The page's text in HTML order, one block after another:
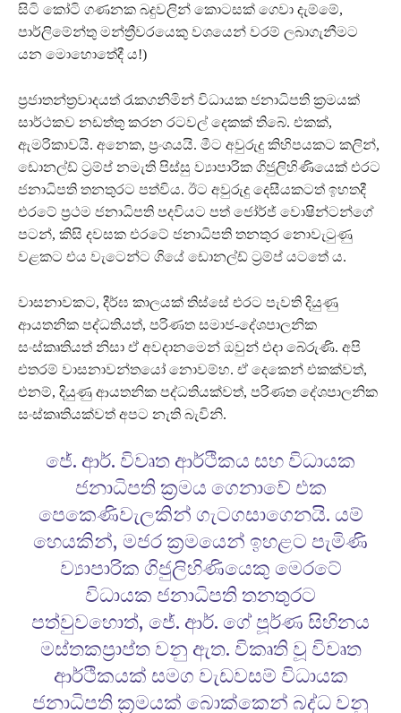
සිටි කෝටි ගණනක බදුවලින් කොටසක් ගෙවා දැම්මේ,
පාර්ලිමේන්තු මන්ත්‍රීවරයෙකු වශයෙන් වරම් ලබාගැනීමට
යන මොහොතේදී ය!)
ප්‍රජාතන්ත්‍රවාදයත් රැකගනිමින් විධායක ජනාධිපති ක්‍රමයක්
සාර්ථකව නඩත්තු කරන රටවල් දෙකක් තිබේ. එකක්,
ඇමරිකාවයි. අනෙක, ප්‍රංශයයි. මීට අවුරුදු කිහිපයකට කලින්,
ඩොනල්ඩ් ට්‍රම්ප් නමැති පිස්සු ව්‍යාපාරික ගිජුලිහිණියෙක් එරට
ජනාධිපති තනතුරට පත්විය. ඊට අවුරුදු දෙසීයකටත් ඉහතදී
එරටේ ප්‍රථම ජනාධිපති පදවියට පත් ජෝර්ජ් වොෂින්ටන්ගේ
පටන්, කිසි දවසක එරටේ ජනාධිපති තනතුර නොවැටුණු
වළකට එය වැටෙන්ට ගියේ ඩොනල්ඩ් ට්‍රම්ප් යටතේ ය.
වාසනාවකට, දීර්ඝ කාලයක් තිස්සේ එරට පැවති දියුණු
ආයතනික පද්ධතියත්, පරිණත සමාජ-දේශපාලනික
සංස්කෘතියත් නිසා ඒ අවදානමෙන් ඔවුන් එදා බේරුණි. අපි
එතරම් වාසනාවන්තයෝ නොවම්හ. ඒ දෙකෙන් එකක්වත්,
එනම්, දියුණු ආයතනික පද්ධතියක්වත්, පරිණත දේශපාලනික
සංස්කෘතියක්වත් අපට නැති බැවිනි.
ජේ. ආර්. විවෘත ආර්ථිකය සහ විධායක
ජනාධිපති ක්‍රමය ගෙනාවේ එක
පෙකෙණිවැලකින් ගැටගසාගෙනයි. යම්
හෙයකින්, මජර ක්‍රමයෙන් ඉහළට පැමිණි
ව්‍යාපාරික ගිජුලිහිණියෙකු මෙරටේ
විධායක ජනාධිපති තනතුරට
පත්වුවහොත්, ජේ. ආර්. ගේ පූර්ණ සිහිනය
මස්තකප්‍රාප්ත වනු ඇත. විකෘති වූ විවෘත
ආර්ථිකයක් සමග වැඩවසම් විධායක
ජනාධිපති ක්‍රමයක් බොක්කෙන් බද්ධ වනු